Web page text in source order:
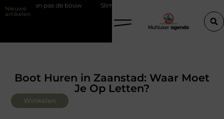
Nieuwe
artikelen
bouw Slim kiezen voor wisselweer met een tussenjas
Boot Huren in Zaanstad: Waar Moet
Je Op Letten?
Winkelen